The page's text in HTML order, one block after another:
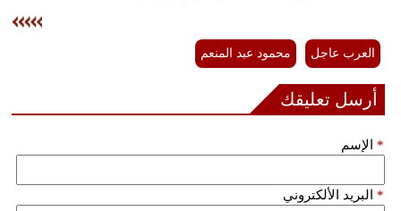
أبراج
العرب عاجل محمود عبد المنعم
أرسل تعليقك
الإسم *
البريد الألكتروني *